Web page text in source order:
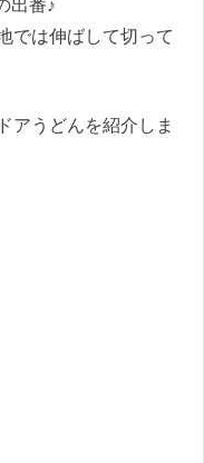
出番♪
では伸ばして切って
アうどんを紹介しま